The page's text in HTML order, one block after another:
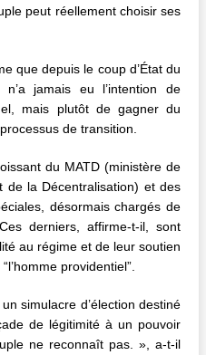
peut réellement choisir ses
que depuis le coup d’État du
jamais eu l’intention de
mais plutôt de gagner du
de transition.
du MATD (ministère de
de la Décentralisation) et des
désormais chargés de
derniers, affirme-t-il, sont
au régime et de leur soutien
providentiel”.
simulacre d’élection destiné
de légitimité à un pouvoir
ne reconnaît pas. », a-t-il